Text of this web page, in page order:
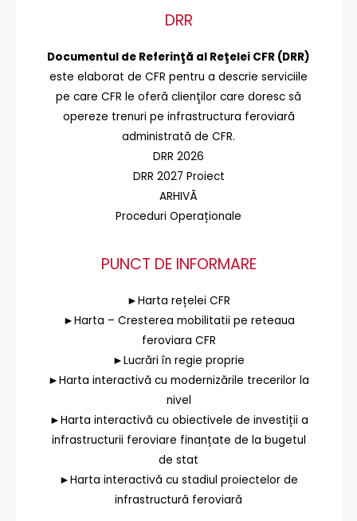
DRR
Documentul de Referinţă al Reţelei CFR (DRR)
este elaborat de CFR pentru a descrie serviciile
pe care CFR le oferă clienţilor care doresc să
opereze trenuri pe infrastructura feroviară
administrată de CFR.
DRR 2026
DRR 2027 Proiect
ARHIVĂ
Proceduri Operaționale
PUNCT DE INFORMARE
►Harta rețelei CFR
►Harta – Cresterea mobilitatii pe reteaua
feroviara CFR
►Lucrări în regie proprie
►Harta interactivă cu modernizările trecerilor la
nivel
►Harta interactivă cu obiectivele de investiții a
infrastructurii feroviare finanțate de la bugetul
de stat
►Harta interactivă cu stadiul proiectelor de
infrastructură feroviară